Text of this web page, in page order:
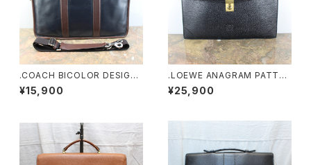
.COACH BICOLOR DESIGN
LEATHER 2WAY BUSINESS
SHOULDER BAG/コーチバイ
00070032
¥15,900
.LOEWE ANAGRAM PATTER
NED EMBOSSED LEATHER
BUSINESS BAG MADE IN SP
¥25,900